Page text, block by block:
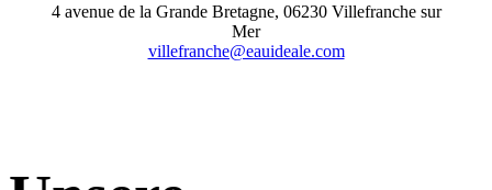
4 avenue de la Grande Bretagne, 06230 Villefranche sur
Mer
villefranche@eauideale.com